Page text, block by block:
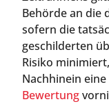
Behörde an die
sofern die
geschilderten
Risiko
Nachhinein
Bewertung